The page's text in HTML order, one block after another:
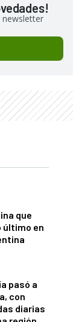
que
último en
pasó a
con
diarias